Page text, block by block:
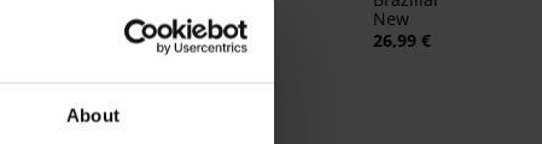
About
New
26,99 €